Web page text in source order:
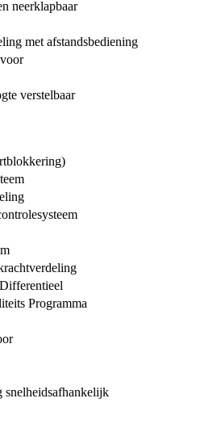
neerklapbaar
met afstandsbediening
verstelbaar
Programma
snelheidsafhankelijk